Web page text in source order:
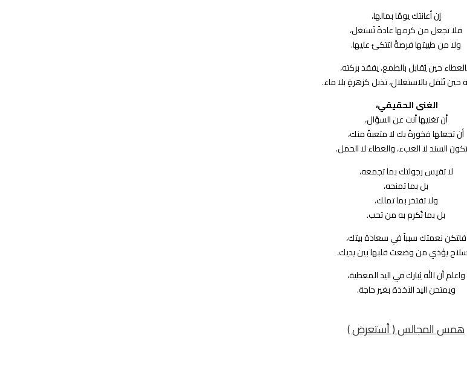
إن أعانتك يومًا بمالها،
فلا تجعل من كرمها عادةً تُستغل،
ولا من طيبتها فرصةً لتتكئ عليها.
حين يُقابل بالطمع، يفقد بركته،
حين تُثقل بالاستغلال، تذبل كزهرةٍ بلا ماء.
الغنى الحقيقي،
أن تغنيها أنت عن السؤال،
أن تجعلها فخورةً بك لا متعبةً منك،
السند لا العبء، والعطاء لا الحمل.
لا تقيس رجولتك بما تجمعه،
بل بما تمنحه،
ولا تفتخر بما تملك،
بل بما تُكرم به من تحب.
فلتكن نعمتك سبباً في سعادة بيتك،
سلاح يؤذي من وضعت قلبها بين يديك.
واعلم أن الله يُبارك في اليد المعطية،
ويمتحن اليد الآخذة بغير حاجة.
همس المجالس ( أستعرض )